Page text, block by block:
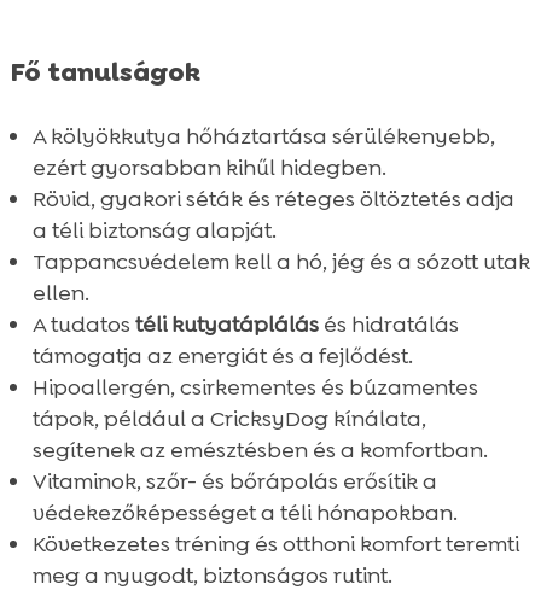
Fő tanulságok
A kölyökkutya hőháztartása sérülékenyebb,
ezért gyorsabban kihűl hidegben.
Rövid, gyakori séták és réteges öltöztetés adja
a téli biztonság alapját.
Tappancsvédelem kell a hó, jég és a sózott utak
ellen.
A tudatos téli kutyatáplálásés hidratálás
támogatja az energiát és a fejlődést.
Hipoallergén, csirkementes és búzamentes
tápok, például a CricksyDog kínálata,
segítenek az emésztésben és a komfortban.
Vitaminok, szőr- és bőrápolás erősítik a
védekezőképességet a téli hónapokban.
Következetes tréning és otthoni komfort teremti
meg a nyugodt, biztonságos rutint.